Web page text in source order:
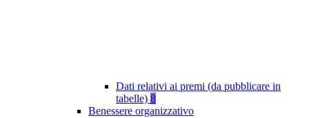
Dati relativi ai premi (da pubblicare in
tabelle) 8
Benessere organizzativo